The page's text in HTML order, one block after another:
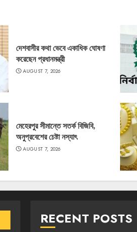
দেশবাসীর কথা ভেবে একাধিক ঘোষণা
করেছেন প্রধানমন্ত্রী
AUGUST 7, 2026
মেহেরপুর সীমান্তে সতর্ক বিজিবি,
অনুপ্রবেশের চেষ্টা নস্যাৎ
AUGUST 7, 2026
RECENT POSTS